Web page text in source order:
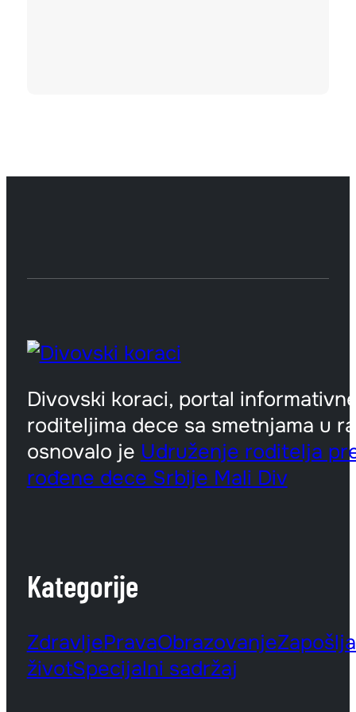
Divovski koraci, portal
roditeljima dece sa smetnjama u
osnovalo je Udruženje roditelja
rođene dece Srbije Mali Div
Kategorije
ZdravljePravaObrazovanje
životSpecijalni sadržaj